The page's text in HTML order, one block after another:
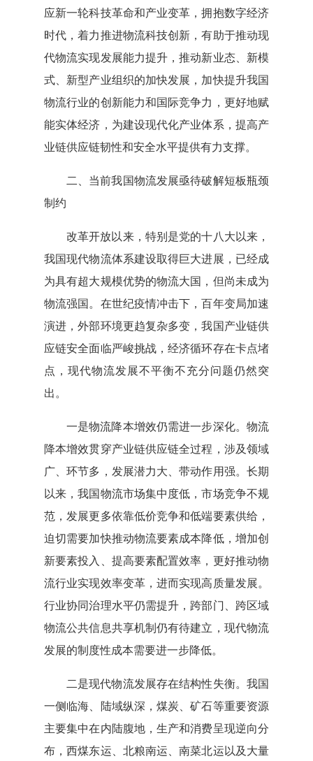
应新一轮科技革命和产业变革，拥抱数字经济
时代，着力推进物流科技创新，有助于推动现
代物流实现发展能力提升，推动新业态、新模
式、新型产业组织的加快发展，加快提升我国
物流行业的创新能力和国际竞争力，更好地赋
能实体经济，为建设现代化产业体系，提高产
业链供应链韧性和安全水平提供有力支撑。
二、当前我国物流发展亟待破解短板瓶颈
制约
改革开放以来，特别是党的十八大以来，
我国现代物流体系建设取得巨大进展，已经成
为具有超大规模优势的物流大国，但尚未成为
物流强国。在世纪疫情冲击下，百年变局加速
演进，外部环境更趋复杂多变，我国产业链供
应链安全面临严峻挑战，经济循环存在卡点堵
点，现代物流发展不平衡不充分问题仍然突
出。
一是物流降本增效仍需进一步深化。物流
降本增效贯穿产业链供应链全过程，涉及领域
广、环节多，发展潜力大、带动作用强。长期
以来，我国物流市场集中度低，市场竞争不规
范，发展更多依靠低价竞争和低端要素供给，
迫切需要加快推动物流要素成本降低，增加创
新要素投入、提高要素配置效率，更好推动物
流行业实现效率变革，进而实现高质量发展。
行业协同治理水平仍需提升，跨部门、跨区域
物流公共信息共享机制仍有待建立，现代物流
发展的制度性成本需要进一步降低。
二是现代物流发展存在结构性失衡。我国
一侧临海、陆域纵深，煤炭、矿石等重要资源
主要集中在内陆腹地，生产和消费呈现逆向分
布，西煤东运、北粮南运、南菜北运以及大量